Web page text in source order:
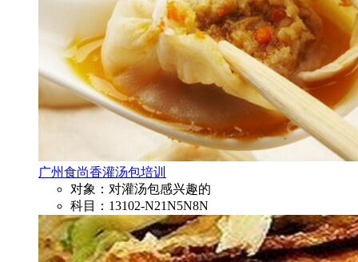
广州食尚香灌汤包培训
对象：对灌汤包感兴趣的
科目：13102-N21N5N8N